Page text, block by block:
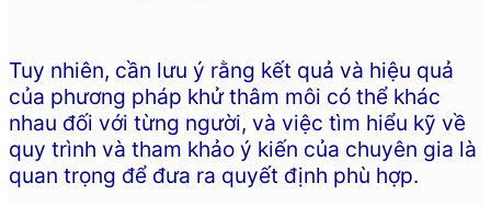
Tuy nhiên, cần lưu ý rằng kết quả và hiệu quả
của phương pháp khử thâm môi có thể khác
nhau đối với từng người, và việc tìm hiểu kỹ về
quy trình và tham khảo ý kiến của chuyên gia là
quan trọng để đưa ra quyết định phù hợp.